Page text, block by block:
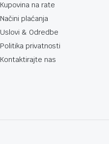
Kupovina na rate
Načini plaćanja
Uslovi & Odredbe
Politika privatnosti
Kontaktirajte nas